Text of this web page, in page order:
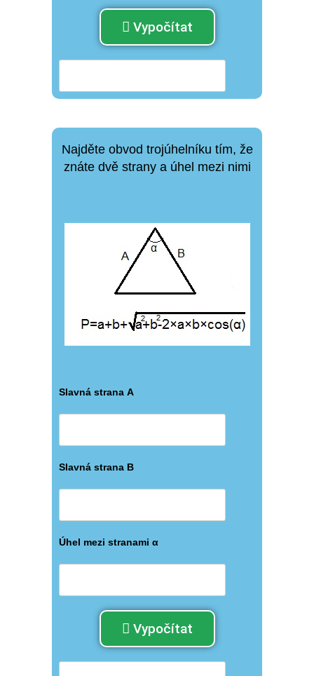
Vypočítat
Najděte obvod trojúhelníku tím, že
znáte dvě strany a úhel mezi nimi
Slavná strana А
Slavná strana B
Úhel mezi stranami α
Vypočítat